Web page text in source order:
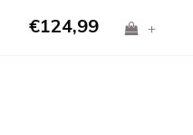
€124,99 +